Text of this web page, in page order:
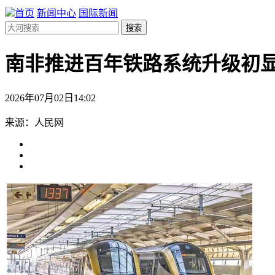
首页 新闻中心 国际新闻
搜索
南非推进百年铁路系统升级初
2026年07月02日14:02
来源：人民网